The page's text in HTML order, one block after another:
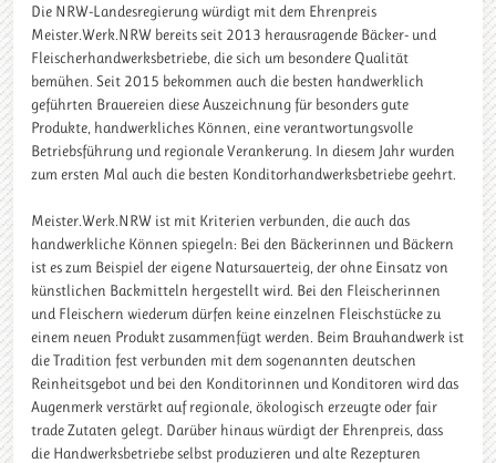
Die NRW-Landesregierung würdigt mit dem Ehrenpreis
Meister.Werk.NRW bereits seit 2013 herausragende Bäcker- und
Fleischerhandwerksbetriebe, die sich um besondere Qualität
bemühen. Seit 2015 bekommen auch die besten handwerklich
geführten Brauereien diese Auszeichnung für besonders gute
Produkte, handwerkliches Können, eine verantwortungsvolle
Betriebsführung und regionale Verankerung. In diesem Jahr wurden
zum ersten Mal auch die besten Konditorhandwerksbetriebe geehrt.
Meister.Werk.NRW ist mit Kriterien verbunden, die auch das
handwerkliche Können spiegeln: Bei den Bäckerinnen und Bäckern
ist es zum Beispiel der eigene Natursauerteig, der ohne Einsatz von
künstlichen Backmitteln hergestellt wird. Bei den Fleischerinnen
und Fleischern wiederum dürfen keine einzelnen Fleischstücke zu
einem neuen Produkt zusammenfügt werden. Beim Brauhandwerk ist
die Tradition fest verbunden mit dem sogenannten deutschen
Reinheitsgebot und bei den Konditorinnen und Konditoren wird das
Augenmerk verstärkt auf regionale, ökologisch erzeugte oder fair
trade Zutaten gelegt. Darüber hinaus würdigt der Ehrenpreis, dass
die Handwerksbetriebe selbst produzieren und alte Rezepturen